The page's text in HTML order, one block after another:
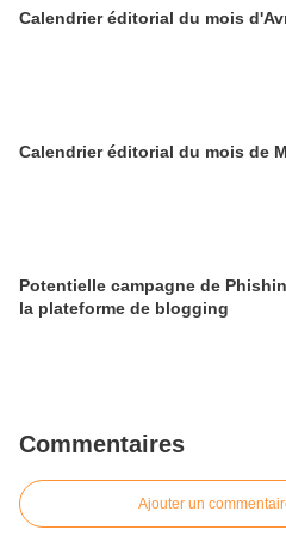
Calendrier éditorial du mois
Calendrier éditorial du mois de
Potentielle campagne de
la plateforme de blogging
Commentaires
Ajouter un